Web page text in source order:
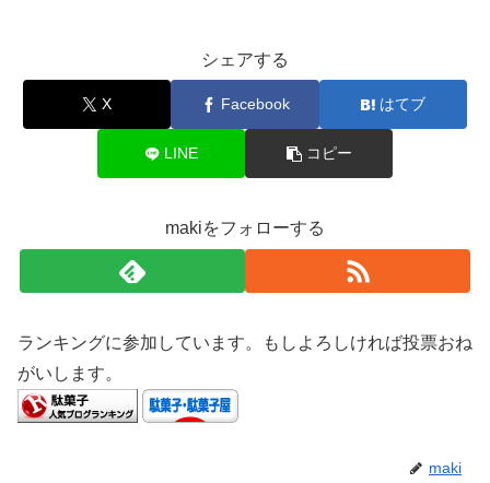
シェアする
X Facebook はてブ
LINE コピー
makiをフォローする
ランキングに参加しています。もしよろしければ投票おね
がいします。
maki